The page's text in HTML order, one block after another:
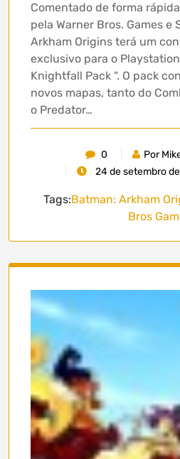
Comentado de forma
pela Warner Bros. Games e
Arkham Origins terá um
exclusivo para o
Knightfall Pack “. O pack
novos mapas, tanto do
o Predator…
0
Por
24 de setembro
Tags:Batman: Arkham
Bros